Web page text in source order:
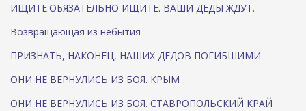
ИЩИТЕ.ОБЯЗАТЕЛЬНО ИЩИТЕ. ВАШИ ДЕДЫ ЖДУТ.
Возвращающая из небытия
ПРИЗНАТЬ, НАКОНЕЦ, НАШИХ ДЕДОВ ПОГИБШИМИ
ОНИ НЕ ВЕРНУЛИСЬ ИЗ БОЯ. КРЫМ
ОНИ НЕ ВЕРНУЛИСЬ ИЗ БОЯ. СТАВРОПОЛЬСКИЙ КРАЙ